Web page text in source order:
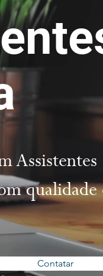
Assistentes
qualidade
Contatar